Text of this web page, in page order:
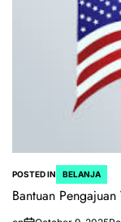
POSTED IN BELANJA
Bantuan